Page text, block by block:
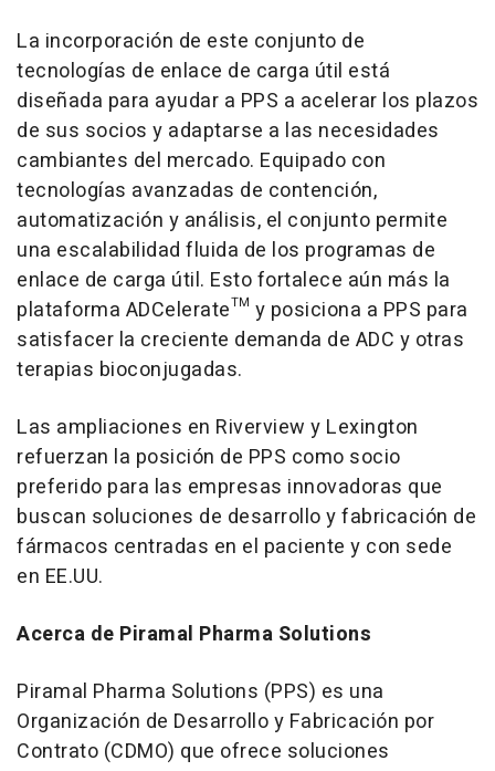
La incorporación de este conjunto de
tecnologías de enlace de carga útil está
diseñada para ayudar a PPS a acelerar los plazos
de sus socios y adaptarse a las necesidades
cambiantes del mercado. Equipado con
tecnologías avanzadas de contención,
automatización y análisis, el conjunto permite
una escalabilidad fluida de los programas de
enlace de carga útil. Esto fortalece aún más la
plataforma ADCelerate™ y posiciona a PPS para
satisfacer la creciente demanda de ADC y otras
terapias bioconjugadas.
Las ampliaciones en Riverview y Lexington
refuerzan la posición de PPS como socio
preferido para las empresas innovadoras que
buscan soluciones de desarrollo y fabricación de
fármacos centradas en el paciente y con sede
en EE.UU.
Acerca de Piramal Pharma Solutions
Piramal Pharma Solutions (PPS) es una
Organización de Desarrollo y Fabricación por
Contrato (CDMO) que ofrece soluciones